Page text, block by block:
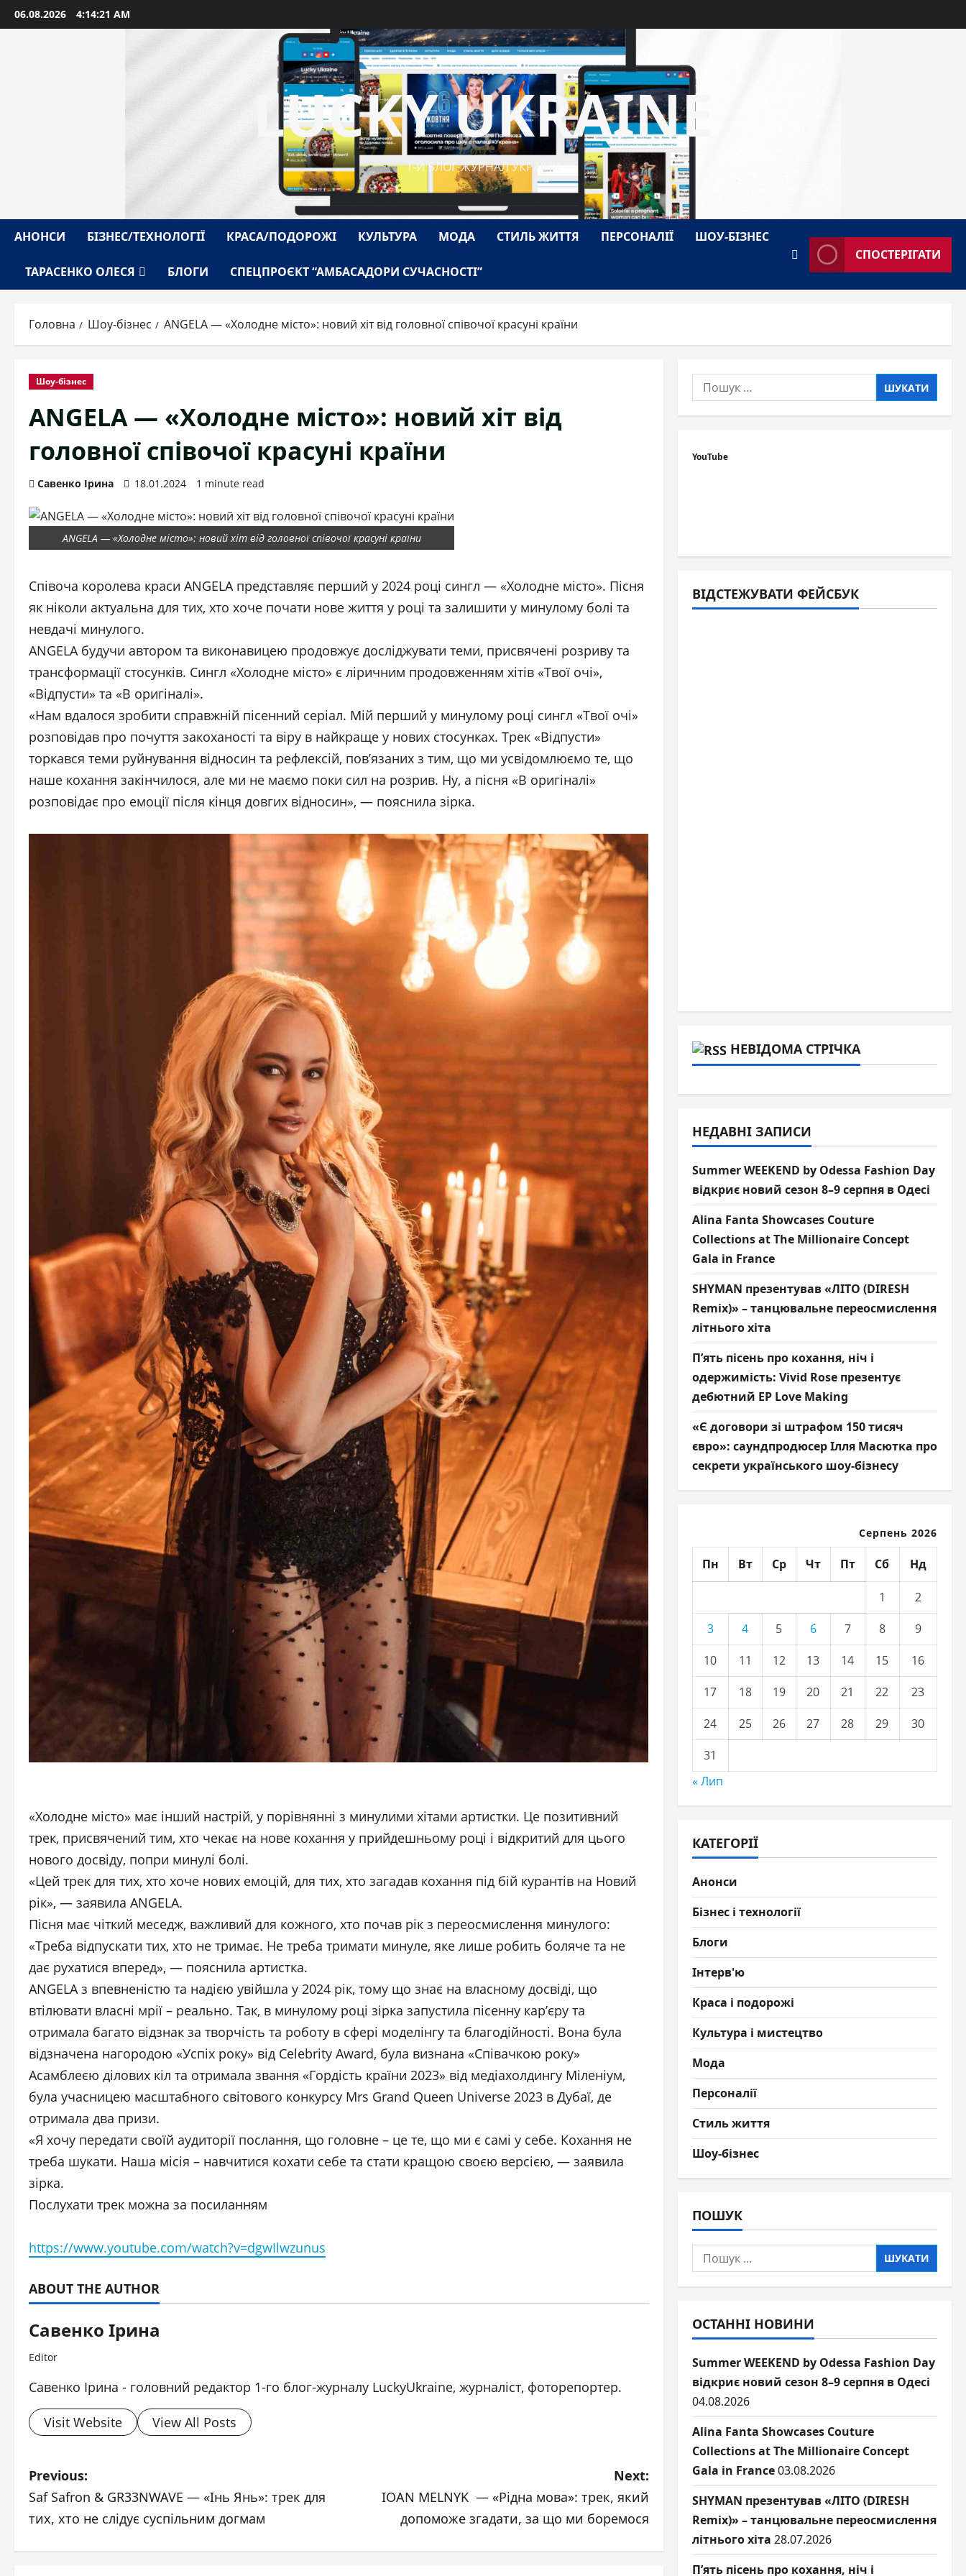
Перейти
до
06.08.2026 4:14:22 AM
LUCKY UKRAINE
1-Й БЛОГ-ЖУРНАЛ УКРАЇНИ
АНОНСИ БІЗНЕС/ТЕХНОЛОГІЇ КРАСА/ПОДОРОЖІ КУЛЬТУРА МОДА СТИЛЬ ЖИТТЯ ПЕРСОНАЛІЇ ШОУ-БІЗНЕС
ТАРАСЕНКО ОЛЕСЯ БЛОГИ СПЕЦПРОЄКТ “АМБАСАДОРИ СУЧАСНОСТІ”
СПОСТЕРІГАТИ
Головна Шоу-бізнес ANGELA — «Холодне місто»: новий хіт від головної співочої красуні країни
Шоу-бізнес
ANGELA — «Холодне місто»: новий хіт від
головної співочої красуні країни
Савенко Ірина 18.01.2024 1 minute read
ANGELA — «Холодне місто»: новий хіт від головної співочої красуні країни
Співоча королева краси ANGELA представляє перший у 2024 році сингл — «Холодне місто». Пісня
як ніколи актуальна для тих, хто хоче почати нове життя у році та залишити у минулому болі та
невдачі минулого.
ANGELA будучи автором та виконавицею продовжує досліджувати теми, присвячені розриву та
трансформації стосунків. Сингл «Холодне місто» є ліричним продовженням хітів «Твої очі»,
«Відпусти» та «В оригіналі».
«Нам вдалося зробити справжній пісенний серіал. Мій перший у минулому році сингл «Твої очі»
розповідав про почуття закоханості та віру в найкраще у нових стосунках. Трек «Відпусти»
торкався теми руйнування відносин та рефлексій, пов’язаних з тим, що ми усвідомлюємо те, що
наше кохання закінчилося, але ми не маємо поки сил на розрив. Ну, а пісня «В оригіналі»
розповідає про емоції після кінця довгих відносин», — пояснила зірка.
«Холодне місто» має інший настрій, у порівнянні з минулими хітами артистки. Це позитивний
трек, присвячений тим, хто чекає на нове кохання у прийдешньому році і відкритий для цього
нового досвіду, попри минулі болі.
«Цей трек для тих, хто хоче нових емоцій, для тих, хто загадав кохання під бій курантів на Новий
рік», — заявила ANGELA.
Пісня має чіткий меседж, важливий для кожного, хто почав рік з переосмислення минулого:
«Треба відпускати тих, хто не тримає. Не треба тримати минуле, яке лише робить боляче та не
дає рухатися вперед», — пояснила артистка.
ANGELA з впевненістю та надією увійшла у 2024 рік, тому що знає на власному досвіді, що
втілювати власні мрії – реально. Так, в минулому році зірка запустила пісенну кар’єру та
отримала багато відзнак за творчість та роботу в сфері моделінгу та благодійності. Вона була
відзначена нагородою «Успіх року» від Celebrity Award, була визнана «Співачкою року»
Асамблеєю ділових кіл та отримала звання «Гордість країни 2023» від медіахолдингу Міленіум,
була учасницею масштабного світового конкурсу Mrs Grand Queen Universe 2023 в Дубаї, де
отримала два призи.
«Я хочу передати своїй аудиторії послання, що головне – це те, що ми є самі у себе. Кохання не
треба шукати. Наша місія – навчитися кохати себе та стати кращою своєю версією, — заявила
зірка.
Послухати трек можна за посиланням
https://www.youtube.com/watch?v=dgwIlwzunus
ABOUT THE AUTHOR
Савенко Ірина
Editor
Савенко Ірина - головний редактор 1-го блог-журналу LuckyUkraine, журналіст, фоторепортер.
Visit Website View All Posts
P
o
Previous:
Saf Safron & GR33NWAVE — «Інь Янь»: трек для
тих, хто не слідує суспільним догмам
Next:
IOAN MELNYK — «Рідна мова»: трек, який
допоможе згадати, за що ми боремося
Пошук:
YouTube
ВІДСТЕЖУВАТИ ФЕЙСБУК
НЕВІДОМА СТРІЧКА
НЕДАВНІ ЗАПИСИ
Summer WEEKEND by Odessa Fashion Day
відкриє новий сезон 8–9 серпня в Одесі
Alina Fanta Showcases Couture
Collections at The Millionaire Concept
Gala in France
SHYMAN презентував «ЛІТО (DIRESH
Remix)» – танцювальне переосмислення
літнього хіта
П’ять пісень про кохання, ніч і
одержимість: Vivid Rose презентує
дебютний EP Love Making
«Є договори зі штрафом 150 тисяч
євро»: саундпродюсер Ілля Масютка про
секрети українського шоу-бізнесу
Серпень 2026
Пн Вт Ср Чт Пт Сб Нд
1
2
3
4 5 6 7 8
9
10
11 12 13 14 15
16
17
18 19 20 21 22
23
24
25 26 27 28 29
30
31
« Лип
КАТЕГОРІЇ
Анонси
Бізнес і технології
Блоги
Інтерв'ю
Краса і подорожі
Культура і мистецтво
Мода
Персоналії
Стиль життя
Шоу-бізнес
ПОШУК
Пошук:
ОСТАННІ НОВИНИ
Summer WEEKEND by Odessa Fashion Day
відкриє новий сезон 8–9 серпня в Одесі
04.08.2026
Alina Fanta Showcases Couture
Collections at The Millionaire Concept
Gala in France03.08.2026
SHYMAN презентував «ЛІТО (DIRESH
Remix)» – танцювальне переосмислення
літнього хіта 28.07.2026
П’ять пісень про кохання, ніч і